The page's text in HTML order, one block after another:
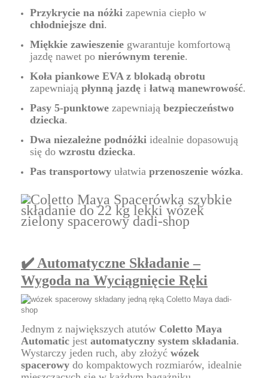
Przykrycie na nóżki zapewnia ciepło w
chłodniejsze dni.
Miękkie zawieszenie gwarantuje komfortową
jazdę nawet po nierównym terenie.
Koła piankowe EVA z blokadą obrotu
zapewniają płynną jazdę i łatwą manewrowość.
Pasy 5-punktowe zapewniają bezpieczeństwo
dziecka.
Dwa niezależne podnóżki idealnie dopasowują
się do wzrostu dziecka.
Pas transportowy ułatwia przenoszenie wózka.
✔️ Automatyczne Składanie –
Wygoda na Wyciągnięcie Ręki
Jednym z największych atutów Coletto Maya
Automatic jest automatyczny system składania.
Wystarczy jeden ruch, aby złożyć wózek
spacerowy do kompaktowych rozmiarów, idealnie